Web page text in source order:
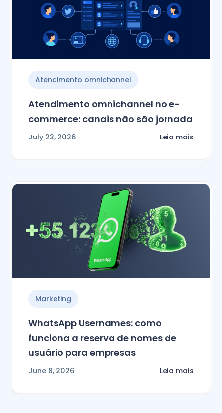
Atendimento omnichannel
Atendimento omnichannel no e-
commerce: canais não são jornada
July 23, 2026 Leia mais
Marketing
WhatsApp Usernames: como
funciona a reserva de nomes de
usuário para empresas
June 8, 2026 Leia mais